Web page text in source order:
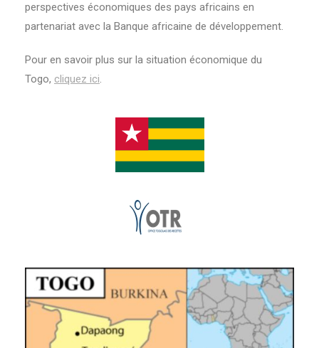
perspectives économiques des pays africains en
partenariat avec la Banque africaine de développement.
Pour en savoir plus sur la situation économique du
Togo, cliquez ici.